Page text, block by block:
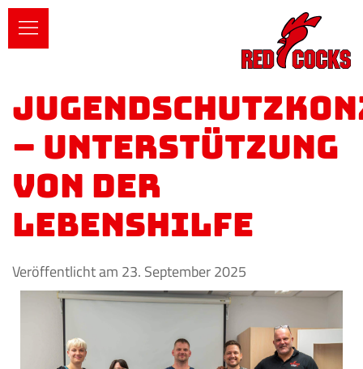
– Unterstützung
von der
Lebenshilfe
Veröffentlicht am 23. September 2025